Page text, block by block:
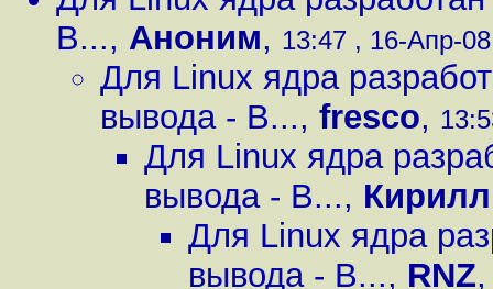
B..., Аноним, 13:47 , 16-Апр-
Для Linux ядра
вывода - B..., fresco,
Для Linux ядра
вывода - B..., Кирилл
Для Linux ядра
вывода - B..., RNZ